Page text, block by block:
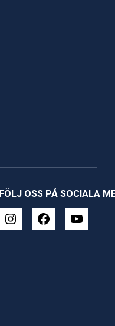
FÖLJ OSS PÅ SOCIALA